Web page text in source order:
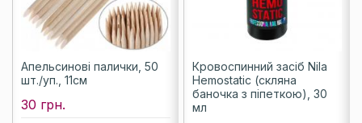
Апельсинові палички, 50
шт./уп., 11см
30 грн.
Кровоспинний засіб Nila
Hemostatic (скляна
баночка з піпеткою), 30
мл